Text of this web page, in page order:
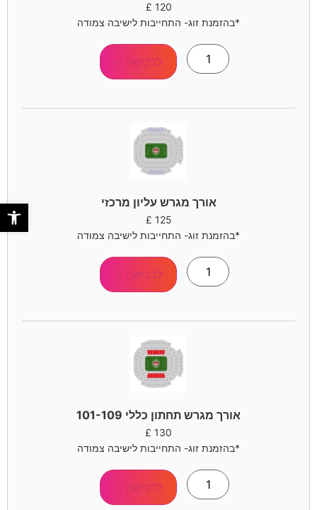
120
£
*בהזמנת זוג- התחייבות לישיבה צמודה
לרכישה >
אורך מגרש עליון מרכזי
125
£
*בהזמנת זוג- התחייבות לישיבה צמודה
לרכישה >
אורך מגרש תחתון כללי 101-109
130
£
*בהזמנת זוג- התחייבות לישיבה צמודה
לרכישה >
פתח